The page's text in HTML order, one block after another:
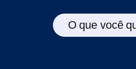
O que você